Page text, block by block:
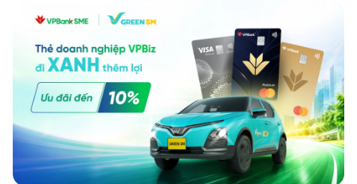
đãi di chuyển dành riêng cho khách hàng có điểm đi hoặc
điểm đến tại khu căn hộ dịch vụ này. Tọa lạc trong […]